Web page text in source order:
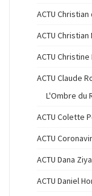
ACTU
ACTU
ACTU
ACTU Claude
L'Ombre du
ACTU Colette
ACTU
ACTU Dana
ACTU Daniel